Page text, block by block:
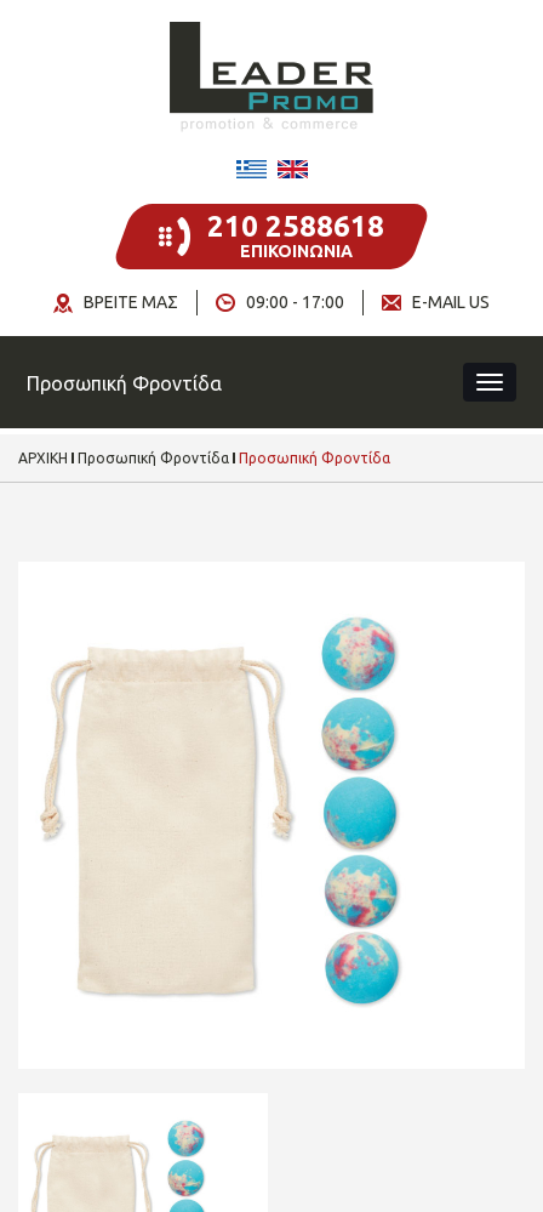
210 2588618
ΕΠΙΚΟΙΝΩΝΙΑ
E-MAIL US
09:00 - 17:00
ΒΡΕΙΤΕ ΜΑΣ
Προσωπική Φροντίδα
ΑΡΧΙΚΗ Προσωπική Φροντίδα Προσωπική Φροντίδα